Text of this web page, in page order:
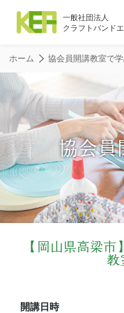
ホーム 協会員開講教室で
協会員
【岡山県高梁
教
開講日時